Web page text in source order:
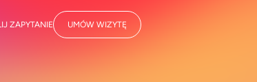
ZAPYTANIE UMÓW WIZYTĘ